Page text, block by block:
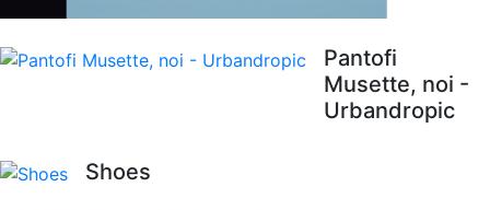
Pantofi
Musette, noi -
Urbandropic
Shoes